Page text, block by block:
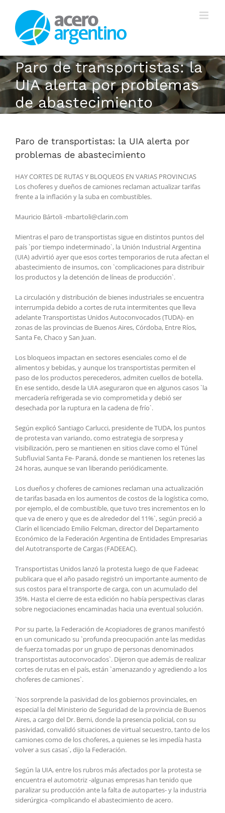
contenido
Paro de transportistas: la
UIA alerta por problemas
de abastecimiento
Paro de transportistas: la UIA alerta por
problemas de abastecimiento
HAY CORTES DE RUTAS Y BLOQUEOS EN VARIAS PROVINCIAS
Los choferes y dueños de camiones reclaman actualizar tarifas
frente a la inflación y la suba en combustibles.
Mauricio Bártoli -mbartoli@clarin.com
Mientras el paro de transportistas sigue en distintos puntos del
país `por tiempo indeterminado`, la Unión Industrial Argentina
(UIA) advirtió ayer que esos cortes temporarios de ruta afectan el
abastecimiento de insumos, con `complicaciones para distribuir
los productos y la detención de líneas de producción`.
La circulación y distribución de bienes industriales se encuentra
interrumpida debido a cortes de ruta intermitentes que lleva
adelante Transportistas Unidos Autoconvocados (TUDA)- en
zonas de las provincias de Buenos Aires, Córdoba, Entre Ríos,
Santa Fe, Chaco y San Juan.
Los bloqueos impactan en sectores esenciales como el de
alimentos y bebidas, y aunque los transportistas permiten el
paso de los productos perecederos, admiten cuellos de botella.
En ese sentido, desde la UIA aseguraron que en algunos casos `la
mercadería refrigerada se vio comprometida y debió ser
desechada por la ruptura en la cadena de frío`.
Según explicó Santiago Carlucci, presidente de TUDA, los puntos
de protesta van variando, como estrategia de sorpresa y
visibilización, pero se mantienen en sitios clave como el Túnel
Subfluvial Santa Fe- Paraná, donde se mantienen los retenes las
24 horas, aunque se van liberando periódicamente.
Los dueños y choferes de camiones reclaman una actualización
de tarifas basada en los aumentos de costos de la logística como,
por ejemplo, el de combustible, que tuvo tres incrementos en lo
que va de enero y que es de alrededor del 11%`, según preció a
Clarín el licenciado Emilio Felcman, director del Departamento
Económico de la Federación Argentina de Entidades Empresarias
del Autotransporte de Cargas (FADEEAC).
Transportistas Unidos lanzó la protesta luego de que Fadeeac
publicara que el año pasado registró un importante aumento de
sus costos para el transporte de carga, con un acumulado del
35%. Hasta el cierre de esta edición no había perspectivas claras
sobre negociaciones encaminadas hacia una eventual solución.
Por su parte, la Federación de Acopiadores de granos manifestó
en un comunicado su `profunda preocupación ante las medidas
de fuerza tomadas por un grupo de personas denominados
transportistas autoconvocados`. Dijeron que además de realizar
cortes de rutas en el país, están `amenazando y agrediendo a los
choferes de camiones`.
`Nos sorprende la pasividad de los gobiernos provinciales, en
especial la del Ministerio de Seguridad de la provincia de Buenos
Aires, a cargo del Dr. Berni, donde la presencia policial, con su
pasividad, convalidó situaciones de virtual secuestro, tanto de los
camiones como de los choferes, a quienes se les impedía hasta
volver a sus casas`, dijo la Federación.
Según la UIA, entre los rubros más afectados por la protesta se
encuentra el automotriz -algunas empresas han tenido que
paralizar su producción ante la falta de autopartes- y la industria
siderúrgica -complicando el abastecimiento de acero.